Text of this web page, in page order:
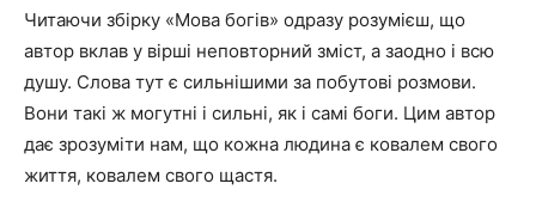
Читаючи збірку «Мова богів» одразу розумієш, що
автор вклав у вірші неповторний зміст, а заодно і всю
душу. Слова тут є сильнішими за побутові розмови.
Вони такі ж могутні і сильні, як і самі боги. Цим автор
дає зрозуміти нам, що кожна людина є ковалем свого
життя, ковалем свого щастя.